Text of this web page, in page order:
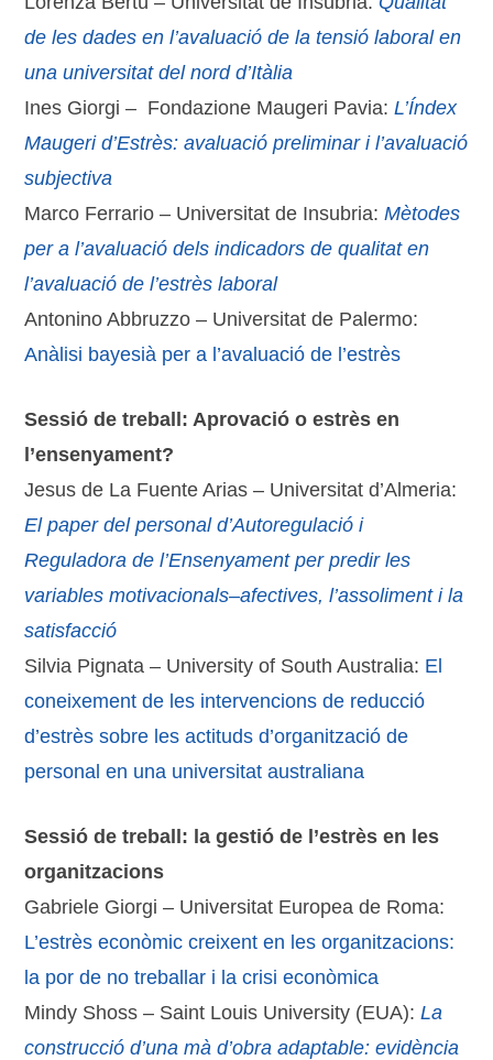
de les dades en l’avaluació de la tensió laboral en
una universitat del nord d’Itàlia
Ines Giorgi – Fondazione Maugeri Pavia:L’Índex
Maugerid’Estrès:avaluació preliminar i l’avaluació
subjectiva
Marco Ferrario – Universitat de Insubria:Mètodes
per a l’avaluació dels indicadors de qualitat en
l’avaluació de l’estrès laboral
Antonino Abbruzzo – Universitat de Palermo:
Anàlisi bayesià per a l’avaluació de l’estrès
Sessió de treball: Aprovació o estrès en
l’ensenyament?
Jesus de La Fuente Arias – Universitat d’Almeria:
El paper del personal d’Autoregulació i
Reguladora de l’Ensenyament per predir les
variables motivacionals–afectives, l’assoliment i la
satisfacció
Silvia Pignata – University of South Australia: El
coneixement de les intervencions de reducció
d’estrès sobre les actituds d’organització de
personal en una universitat australiana
Sessió de treball: la gestió de l’estrès en les
organitzacions
Gabriele Giorgi – Universitat Europea de Roma:
L’estrès econòmic creixent en les organitzacions:
la por de no treballar i la crisi econòmica
Mindy Shoss – Saint Louis University (EUA):La
construcció d’una mà d’obra adaptable: evidència